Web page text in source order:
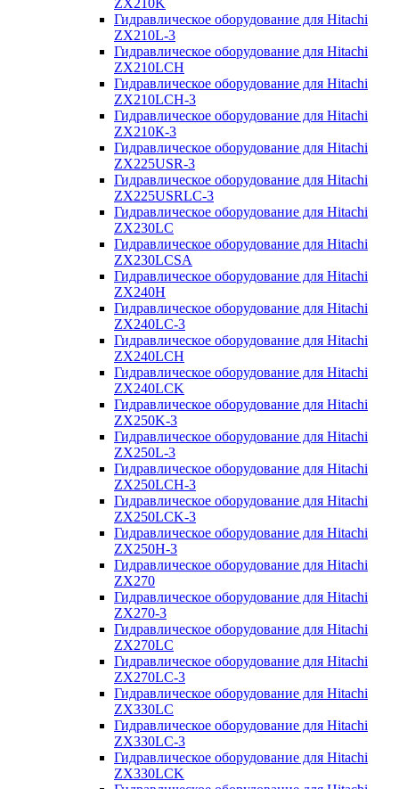
ZX210K
Гидравлическое оборудование для Hitachi
ZX210L-3
Гидравлическое оборудование для Hitachi
ZX210LCH
Гидравлическое оборудование для Hitachi
ZX210LCH-3
Гидравлическое оборудование для Hitachi
ZX210К-3
Гидравлическое оборудование для Hitachi
ZX225USR-3
Гидравлическое оборудование для Hitachi
ZX225USRLC-3
Гидравлическое оборудование для Hitachi
ZX230LC
Гидравлическое оборудование для Hitachi
ZX230LCSA
Гидравлическое оборудование для Hitachi
ZX240H
Гидравлическое оборудование для Hitachi
ZX240LC-3
Гидравлическое оборудование для Hitachi
ZX240LCH
Гидравлическое оборудование для Hitachi
ZX240LCK
Гидравлическое оборудование для Hitachi
ZX250K-3
Гидравлическое оборудование для Hitachi
ZX250L-3
Гидравлическое оборудование для Hitachi
ZX250LCH-3
Гидравлическое оборудование для Hitachi
ZX250LCK-3
Гидравлическое оборудование для Hitachi
ZX250Н-3
Гидравлическое оборудование для Hitachi
ZX270
Гидравлическое оборудование для Hitachi
ZX270-3
Гидравлическое оборудование для Hitachi
ZX270LC
Гидравлическое оборудование для Hitachi
ZX270LC-3
Гидравлическое оборудование для Hitachi
ZX330LC
Гидравлическое оборудование для Hitachi
ZX330LC-3
Гидравлическое оборудование для Hitachi
ZX330LCK